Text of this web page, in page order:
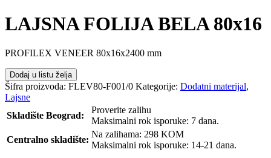
LAJSNA FOLIJA BELA 80x16
PROFILEX VENEER 80x16x2400 mm
Dodaj u listu želja
Šifra proizvoda: FLEV80-F001/0 Kategorije: Dodatni materijal,
Lajsne
Skladište Beograd:
Proverite zalihu
Maksimalni rok isporuke: 7 dana.
Centralno skladište:
Na zalihama: 298 KOM
Maksimalni rok isporuke: 14-21 dana.